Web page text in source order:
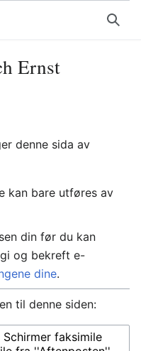
Søk
Ernst
denne sida av
kan bare utføres av
din før du kan
og bekreft e-
dine.
til denne siden: